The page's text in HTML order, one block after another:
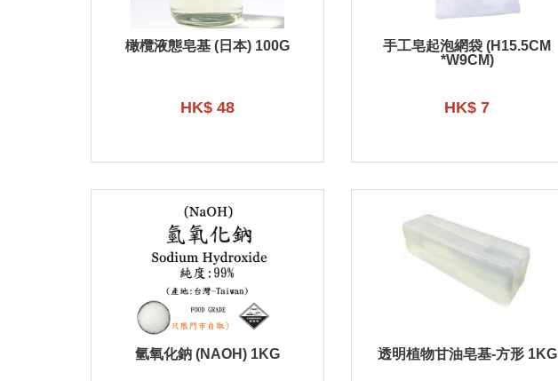
橄欖液態皂基 (日本) 100G
HK$ 48
手工皂起泡網袋 (H15.5CM
*W9CM)
HK$ 7
氫氧化鈉 (NAOH) 1KG 透明植物甘油皂基-方形 1KG